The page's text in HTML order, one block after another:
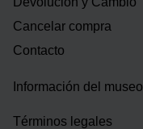
Cancelar compra
Contacto
Información del museo
Términos legales